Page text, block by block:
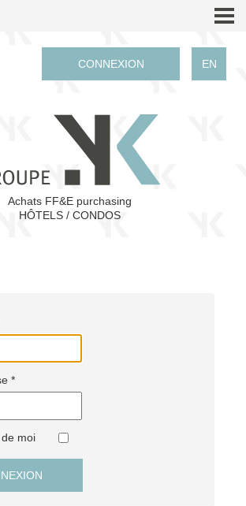
EN
CONNEXION
Achats FF&E purchasing
HÔTELS / CONDOS
*
moi